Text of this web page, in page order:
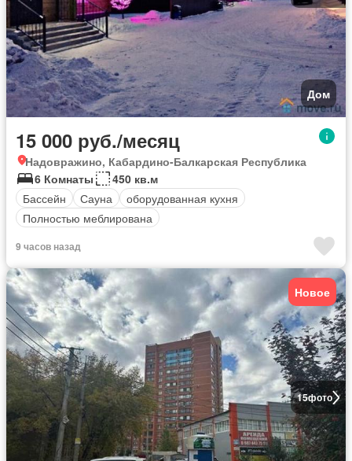
Дом
15 000 руб./месяц
Надовражино, Кабардино-Балкарская Республика
6 Комнаты
450 кв.м
Бассейн
Сауна
оборудованная кухня
Полностью меблирована
9 часов назад
15фото
Новое